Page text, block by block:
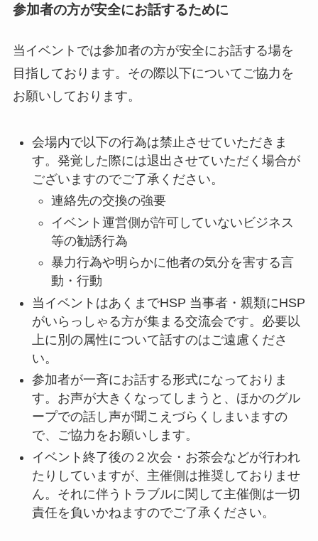
参加者の方が安全にお話するために
当イベントでは参加者の方が安全にお話する場を
目指しております。その際以下についてご協力を
お願いしております。
会場内で以下の行為は禁止させていただきま
す。発覚した際には退出させていただく場合が
ございますのでご了承ください。
連絡先の交換の強要
イベント運営側が許可していないビジネス
等の勧誘行為
暴力行為や明らかに他者の気分を害する言
動・行動
当イベントはあくまでHSP 当事者・親類にHSP
がいらっしゃる方が集まる交流会です。必要以
上に別の属性について話すのはご遠慮くださ
い。
参加者が一斉にお話する形式になっておりま
す。お声が大きくなってしまうと、ほかのグル
ープでの話し声が聞こえづらくしまいますの
で、ご協力をお願いします。
イベント終了後の２次会・お茶会などが行われ
たりしていますが、主催側は推奨しておりませ
ん。それに伴うトラブルに関して主催側は一切
責任を負いかねますのでご了承ください。